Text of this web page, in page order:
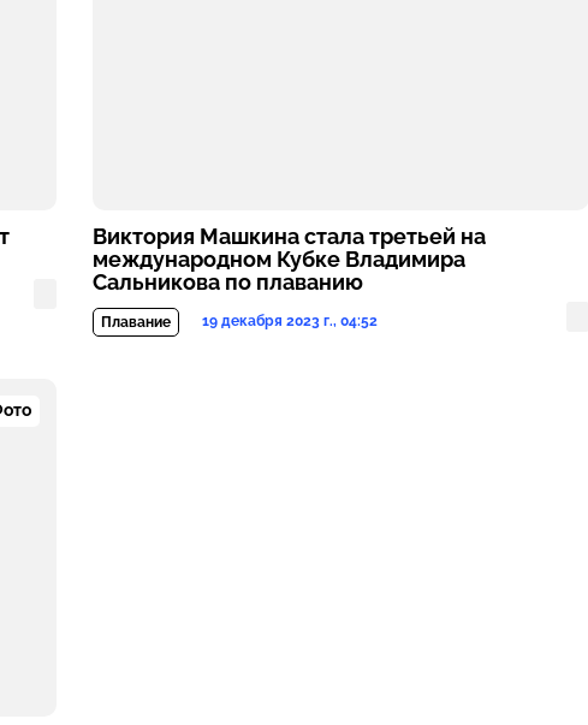
Виктория Машкина стала третьей на
международном Кубке Владимира
Сальникова по плаванию
Плавание 19 декабря 2023 г., 04:52